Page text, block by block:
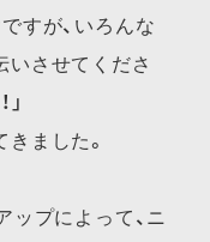
すが、いろんな
いさせてくださ
ました。
ップによって、ニ